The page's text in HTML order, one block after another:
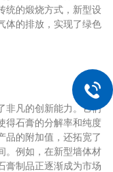
统的煅烧方式，新型设
体的排放，实现了绿色
凡的创新能力。它们
得石膏的分解率和纯度
品的附加值，还拓宽了
。例如，在新型墙体材
膏制品正逐渐成为市场